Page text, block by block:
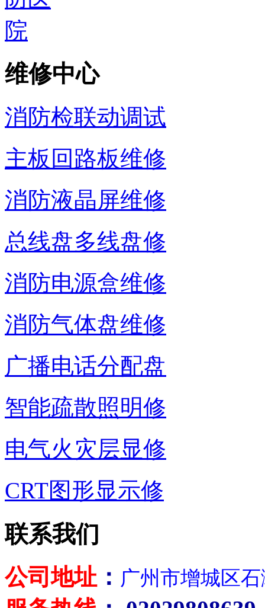
维修中心
消防检联动调试
主板回路板维修
消防液晶屏维修
总线盘多线盘修
消防电源盒维修
消防气体盘维修
广播电话分配盘
智能疏散照明修
电气火灾层显修
CRT图形显示修
联系我们
公司地址 ： 广州市增城区